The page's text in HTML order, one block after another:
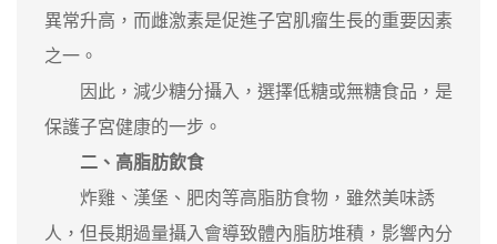
異常升高，而雌激素是促進子宮肌瘤生長的重要因素
之一。
因此，減少糖分攝入，選擇低糖或無糖食品，是
保護子宮健康的一步。
二、高脂肪飲食
炸雞、漢堡、肥肉等高脂肪食物，雖然美味誘
人，但長期過量攝入會導致體內脂肪堆積，影響內分